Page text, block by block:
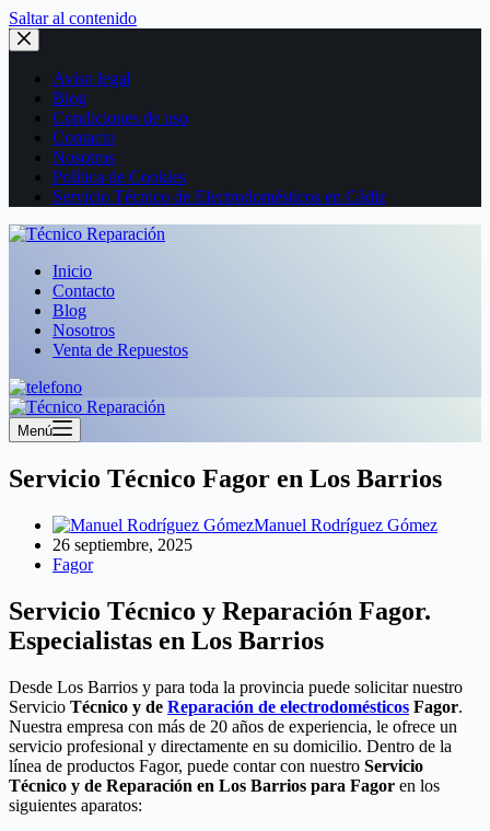
Saltar al contenido
Aviso legal
Blog
Condiciones de uso
Contacto
Nosotros
Política de Cookies
Servicio Técnico de Electrodomésticos en Cádiz
Inicio
Contacto
Blog
Nosotros
Venta de Repuestos
Menú
Servicio Técnico Fagor en Los Barrios
Manuel Rodríguez Gómez
26 septiembre, 2025
Fagor
Servicio Técnico y Reparación Fagor.
Especialistas en Los Barrios
Desde Los Barrios y para toda la provincia puede solicitar nuestro
Servicio Técnico y de Reparación de electrodomésticos Fagor.
Nuestra empresa con más de 20 años de experiencia, le ofrece un
servicio profesional y directamente en su domicilio. Dentro de la
línea de productos Fagor, puede contar con nuestro Servicio
Técnico y de Reparación en Los Barrios para Fagor en los
siguientes aparatos: